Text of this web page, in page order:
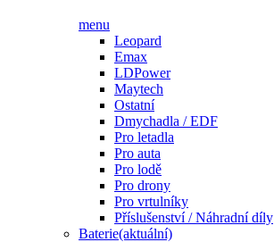
menu
Leopard
Emax
LDPower
Maytech
Ostatní
Dmychadla / EDF
Pro letadla
Pro auta
Pro lodě
Pro drony
Pro vrtulníky
Příslušenství / Náhradní díly
Baterie(aktuální)